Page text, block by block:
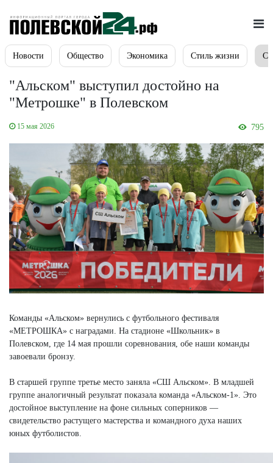
Новости Общество Экономика Стиль жизни
"Альском" выступил достойно на
"Метрошке" в Полевском
15 мая 2026 795
Команды «Альском» вернулись с футбольного фестиваля
«МЕТРОШКА» с наградами. На стадионе «Школьник» в
Полевском, где 14 мая прошли соревнования, обе наши команды
завоевали бронзу.
В старшей группе третье место заняла «СШ Альском». В младшей
группе аналогичный результат показала команда «Альском-1». Это
достойное выступление на фоне сильных соперников —
свидетельство растущего мастерства и командного духа наших
юных футболистов.